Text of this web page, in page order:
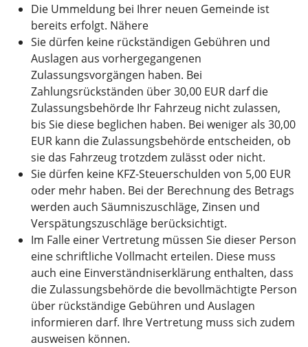
Die Ummeldung bei Ihrer neuen Gemeinde ist
bereits erfolgt. Nähere
Sie dürfen keine rückständigen Gebühren und
Auslagen aus vorhergegangenen
Zulassungsvorgängen haben. Bei
Zahlungsrückständen über 30,00 EUR darf die
Zulassungsbehörde Ihr Fahrzeug nicht zulassen,
bis Sie diese beglichen haben. Bei weniger als 30,00
EUR kann die Zulassungsbehörde entscheiden, ob
sie das Fahrzeug trotzdem zulässt oder nicht.
Sie dürfen keine KFZ-Steuerschulden von 5,00 EUR
oder mehr haben. Bei der Berechnung des Betrags
werden auch Säumniszuschläge, Zinsen und
Verspätungszuschläge berücksichtigt.
Im Falle einer Vertretung müssen Sie dieser Person
eine schriftliche Vollmacht erteilen. Diese muss
auch eine Einverständniserklärung enthalten, dass
die Zulassungsbehörde die bevollmächtigte Person
über rückständige Gebühren und Auslagen
informieren darf. Ihre Vertretung muss sich zudem
ausweisen können.